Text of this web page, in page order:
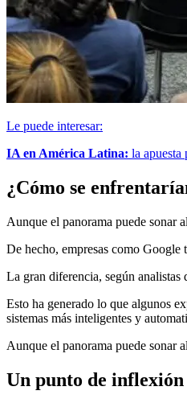
Le puede interesar:
IA en América Latina: la apuesta
¿Cómo se
Aunque el panorama puede sonar
De hecho, empresas como Google
La gran diferencia, según
Esto ha generado lo que algunos
sistemas más inteligentes y
Aunque el panorama puede sonar
Un punto de